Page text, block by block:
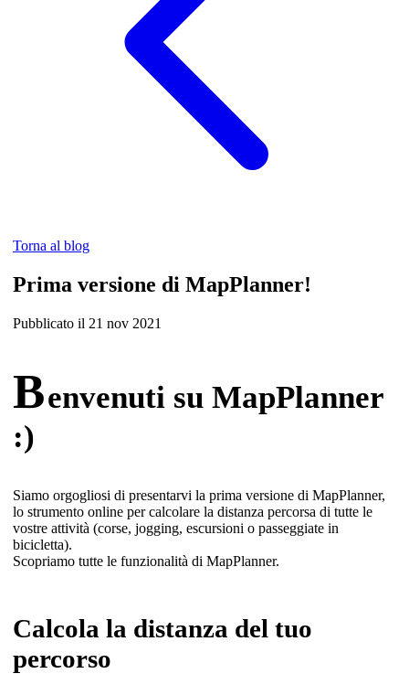
Torna al blog
Prima versione di MapPlanner!
Pubblicato il 21 nov 2021
Benvenuti su MapPlanner
:)
Siamo orgogliosi di presentarvi la prima versione di MapPlanner,
lo strumento online per calcolare la distanza percorsa di tutte le
vostre attività (corse, jogging, escursioni o passeggiate in
bicicletta).
Scopriamo tutte le funzionalità di MapPlanner.
Calcola la distanza del tuo
percorso